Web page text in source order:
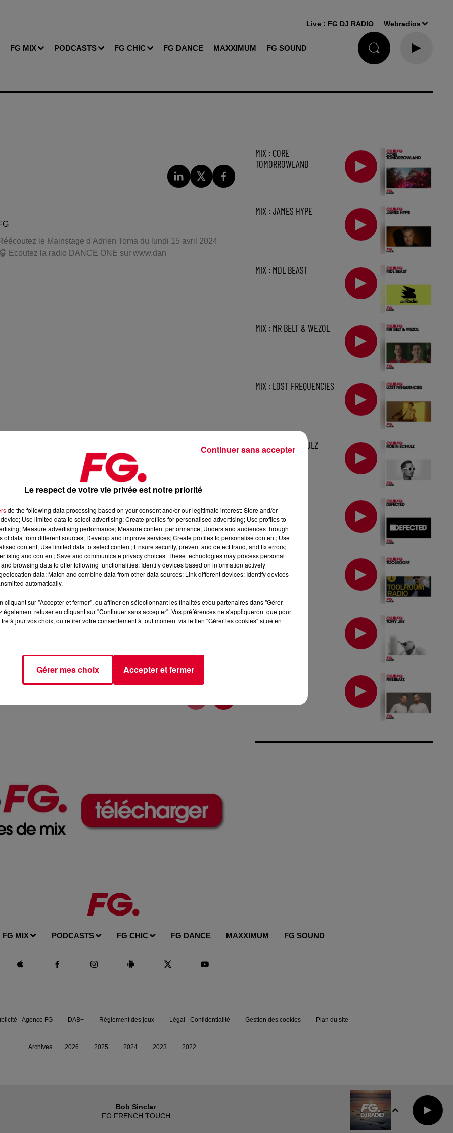
FG MIX PODCASTS FG CHIC FG DANCE MAXXIMUM FG SOUND
Live : FG DJ RADIO Webradios
le Mainstage d'Adrien Toma du lundi 15 avril 2024
Ecoutez la radio DANCE ONE sur www.dan
et sur l’Application FG (IOShttps://urlz.fr/hhZxGoogle Play
pour plus d'informations.
MIX : CORE
TOMORROWLAND
MIX : JAMES HYPE
MIX : MDL BEAST
MIX : MR BELT & WEZOL
MIX : LOST FREQUENCIES
MIX : ROBIN SCHULZ
MIX : TOOLROOM
MIX : TONY JAY
FG MIX PODCASTS FG CHIC FG DANCE MAXXIMUM FG SOUND
Bob Sinclar
FG FRENCH TOUCH
- Agence FG DAB+ Règlement des jeux Légal - Confidentialité Gestion des cookies Plan du site
Archives 2026 2025 2024 2023 2022
Le respect de votre vie privée est notre priorité
do the following data processing based on your consent and/or our legitimate interest: Store and/or
Use limited data to select advertising; Create profiles for personalised advertising; Use profiles to
Measure advertising performance; Measure content performance; Understand audiences through
of data from different sources; Develop and improve services; Create profiles to personalise content; Use
content; Use limited data to select content; Ensure security, prevent and detect fraud, and fix errors;
and content; Save and communicate privacy choices. These technologies may process personal
browsing data to offer following functionalities: Identify devices based on information actively
data; Match and combine data from other data sources; Link different devices; Identify devices
automatically.
cliquant sur "Accepter et fermer", ou affiner en sélectionnant les finalités et/ou partenaires dans "Gérer
également refuser en cliquant sur "Continuer sans accepter". Vos préférences ne s'appliqueront que pour
à jour vos choix, ou retirer votre consentement à tout moment via le lien "Gérer les cookies" situé en
Gérer mes choix Accepter et fermer
Continuer sans accepter